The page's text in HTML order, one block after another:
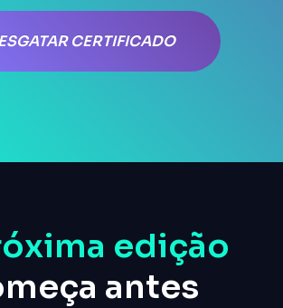
CERTIFICADO
edição
antes